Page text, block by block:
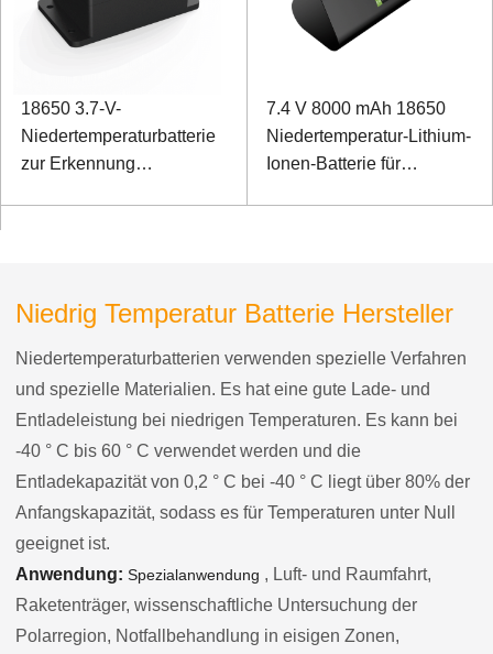
18650 3.7-V-
Niedertemperaturbatterie
zur Erkennung
7.4 V 8000 mAh 18650
Niedertemperatur-Lithium-
Ionen-Batterie für
Niedrig Temperatur Batterie Hersteller
Niedertemperaturbatterien verwenden spezielle Verfahren
und spezielle Materialien. Es hat eine gute Lade- und
Entladeleistung bei niedrigen Temperaturen. Es kann bei
-40 ° C bis 60 ° C verwendet werden und die
Entladekapazität von 0,2 ° C bei -40 ° C liegt über 80% der
Anfangskapazität, sodass es für Temperaturen unter Null
geeignet ist.
Anwendung: Spezialanwendung , Luft- und Raumfahrt,
Raketenträger, wissenschaftliche Untersuchung der
Polarregion, Notfallbehandlung in eisigen Zonen,